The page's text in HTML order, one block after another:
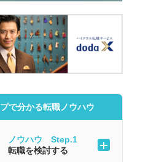
で分かる転職ノウハウ
ノウハウ Step.1
転職を検討する